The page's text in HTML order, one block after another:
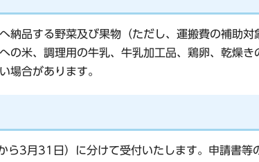
納品する野菜及び果物（ただし、運搬費の補助対
の米、調理用の牛乳、牛乳加工品、鶏卵、乾燥き
場合があります。
3月31日）に分けて受付いたします。申請書等